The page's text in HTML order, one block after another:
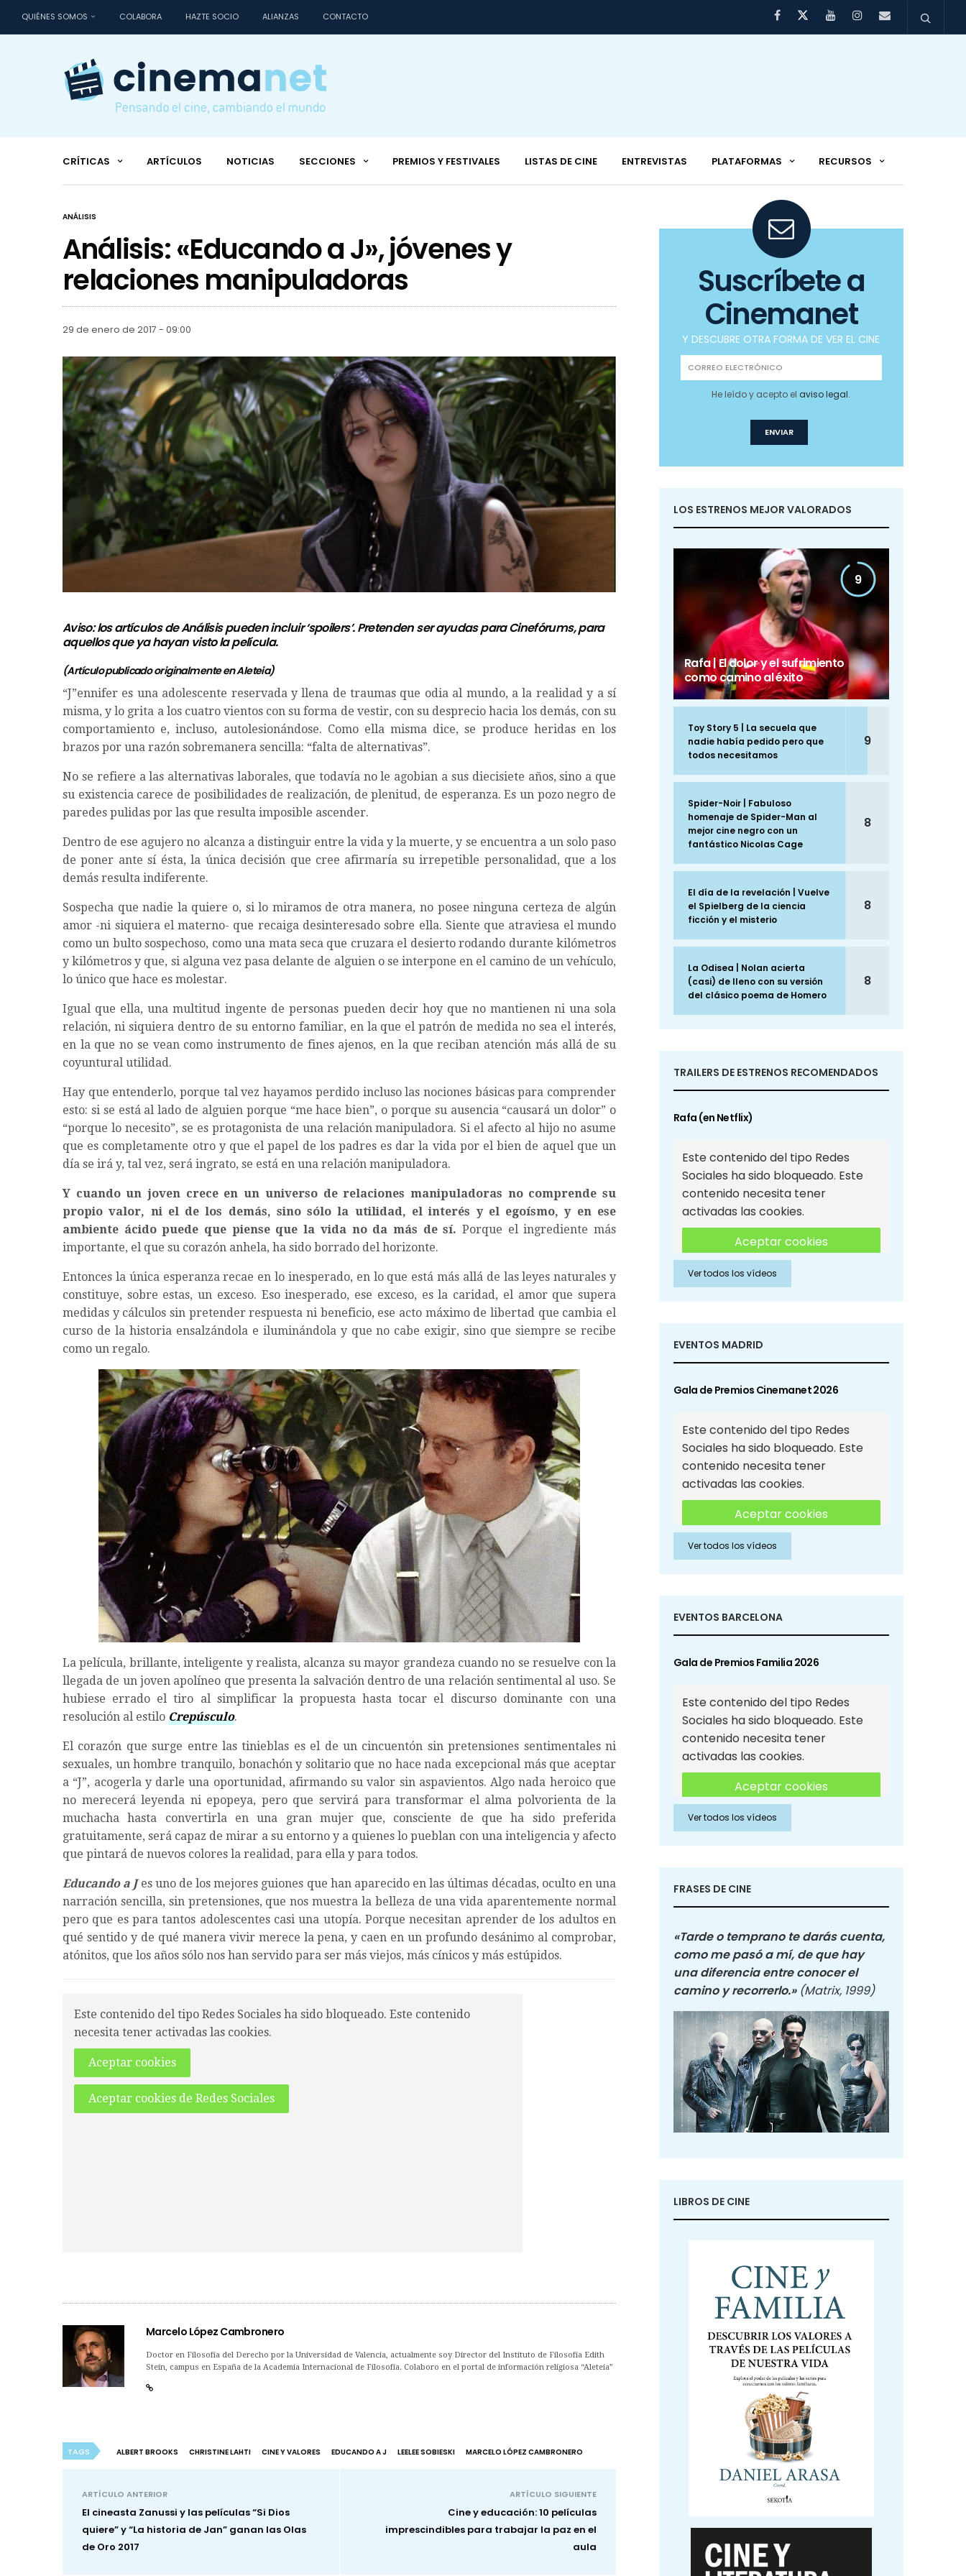
QUIÉNES SOMOS COLABORA HAZTE SOCIO ALIANZAS CONTACTO
CRÍTICAS ARTÍCULOS NOTICIAS SECCIONES PREMIOS Y FESTIVALES LISTAS DE CINE ENTREVISTAS PLATAFORMAS RECURSOS
ANÁLISIS
Análisis: «Educando a J», jóvenes y
relaciones manipuladoras
29 de enero de 2017 - 09:00
Aviso: los artículos de Análisis pueden incluir ‘spoilers’. Pretenden ser ayudas para Cinefórums, para
aquellos que ya hayan visto la película.
(Artículo publicado originalmente enAleteia)
“J”ennifer es una adolescente reservada y llena de traumas que odia al mundo, a la realidad y a sí
misma, y lo grita a los cuatro vientos con su forma de vestir, con su desprecio hacia los demás, con su
comportamiento e, incluso, autolesionándose. Como ella misma dice, se produce heridas en los
brazos por una razón sobremanera sencilla: “falta de alternativas”.
No se refiere a las alternativas laborales, que todavía no le agobian a sus diecisiete años, sino a que
su existencia carece de posibilidades de realización, de plenitud, de esperanza. Es un pozo negro de
paredes pulidas por las que resulta imposible ascender.
Dentro de ese agujero no alcanza a distinguir entre la vida y la muerte, y se encuentra a un solo paso
de poner ante sí ésta, la única decisión que cree afirmaría su irrepetible personalidad, que a los
demás resulta indiferente.
Sospecha que nadie la quiere o, si lo miramos de otra manera, no posee ninguna certeza de algún
amor -ni siquiera el materno- que recaiga desinteresado sobre ella. Siente que atraviesa el mundo
como un bulto sospechoso, como una mata seca que cruzara el desierto rodando durante kilómetros
y kilómetros y que, si alguna vez pasa delante de alguien o se interpone en el camino de un vehículo,
lo único que hace es molestar.
Igual que ella, una multitud ingente de personas pueden decir hoy que no mantienen ni una sola
relación, ni siquiera dentro de su entorno familiar, en la que el patrón de medida no sea el interés,
en la que no se vean como instrumento de fines ajenos, en la que reciban atención más allá de su
coyuntural utilidad.
Hay que entenderlo, porque tal vez hayamos perdido incluso las nociones básicas para comprender
esto: si se está al lado de alguien porque “me hace bien”, o porque su ausencia “causará un dolor” o
“porque lo necesito”, se es protagonista de una relación manipuladora. Si el afecto al hijo no asume
que es completamente otro y que el papel de los padres es dar la vida por el bien de aquel que un
día se irá y, tal vez, será ingrato, se está en una relación manipuladora.
Y cuando un joven crece en un universo de relaciones manipuladoras no comprende su
propio valor, ni el de los demás, sino sólo la utilidad, el interés y el egoísmo, y en ese
ambiente ácido puede que piense que la vida no da más de sí. Porque el ingrediente más
importante, el que su corazón anhela, ha sido borrado del horizonte.
Entonces la única esperanza recae en lo inesperado, en lo que está más allá de las leyes naturales y
constituye, sobre estas, un exceso. Eso inesperado, ese exceso, es la caridad, el amor que supera
medidas y cálculos sin pretender respuesta ni beneficio, ese acto máximo de libertad que cambia el
curso de la historia ensalzándola e iluminándola y que no cabe exigir, sino que siempre se recibe
como un regalo.
La película, brillante, inteligente y realista, alcanza su mayor grandeza cuando no se resuelve con la
llegada de un joven apolíneo que presenta la salvación dentro de una relación sentimental al uso. Se
hubiese errado el tiro al simplificar la propuesta hasta tocar el discurso dominante con una
resolución al estilo Crepúsculo.
El corazón que surge entre las tinieblas es el de un cincuentón sin pretensiones sentimentales ni
sexuales, un hombre tranquilo, bonachón y solitario que no hace nada excepcional más que aceptar
a “J”, acogerla y darle una oportunidad, afirmando su valor sin aspavientos. Algo nada heroico que
no merecerá leyenda ni epopeya, pero que servirá para transformar el alma polvorienta de la
muchacha hasta convertirla en una gran mujer que, consciente de que ha sido preferida
gratuitamente, será capaz de mirar a su entorno y a quienes lo pueblan con una inteligencia y afecto
que pintará de nuevos colores la realidad, para ella y para todos.
Educando a J es uno de los mejores guiones que han aparecido en las últimas décadas, oculto en una
narración sencilla, sin pretensiones, que nos muestra la belleza de una vida aparentemente normal
pero que es para tantos adolescentes casi una utopía. Porque necesitan aprender de los adultos en
qué sentido y de qué manera vivir merece la pena, y caen en un profundo desánimo al comprobar,
atónitos, que los años sólo nos han servido para ser más viejos, más cínicos y más estúpidos.
Este contenido del tipo Redes Sociales ha sido bloqueado. Este contenido
necesita tener activadas las cookies.
Aceptar cookies
Aceptar cookies de Redes Sociales
Marcelo López Cambronero
Doctor en Filosofía del Derecho por la Universidad de Valencia, actualmente soy Director del Instituto de Filosofía Edith
Stein, campus en España de la Academia Internacional de Filosofía. Colaboro en el portal de información religiosa “Aleteia”
TAGS ALBERT BROOKS CHRISTINE LAHTI CINE Y VALORES EDUCANDO A J LEELEE SOBIESKI MARCELO LÓPEZ CAMBRONERO
ARTÍCULO ANTERIOR
El cineasta Zanussi y las películas “Si Dios
quiere” y “La historia de Jan” ganan las Olas
de Oro 2017
ARTÍCULO SIGUIENTE
Cine y educación: 10 películas
imprescindibles para trabajar la paz en el
aula
Suscríbete a
Cinemanet
Y DESCUBRE OTRA FORMA DE VER EL CINE
He leído y acepto elaviso legal.
LOS ESTRENOS MEJOR VALORADOS
9
Rafa | El dolor y el sufrimiento
como camino al éxito
Toy Story 5 | La secuela que
nadie había pedido pero que
todos necesitamos
9
Spider-Noir | Fabuloso
homenaje de Spider-Man al
mejor cine negro con un
fantástico Nicolas Cage
8
El día de la revelación | Vuelve
el Spielberg de la ciencia
ficción y el misterio
8
La Odisea | Nolan acierta
(casi) de lleno con su versión
del clásico poema de Homero
8
TRAILERS DE ESTRENOS RECOMENDADOS
Rafa (en Netflix)
Este contenido del tipo Redes
Sociales ha sido bloqueado. Este
contenido necesita tener
activadas las cookies.
Aceptar cookies
Aceptar cookies de Redes
Sociales
Ver todos los vídeos
EVENTOS MADRID
Gala de Premios Cinemanet 2026
Este contenido del tipo Redes
Sociales ha sido bloqueado. Este
contenido necesita tener
activadas las cookies.
Aceptar cookies
Aceptar cookies de Redes
Sociales
Ver todos los vídeos
EVENTOS BARCELONA
Gala de Premios Familia 2026
Este contenido del tipo Redes
Sociales ha sido bloqueado. Este
contenido necesita tener
activadas las cookies.
Aceptar cookies
Aceptar cookies de Redes
Sociales
Ver todos los vídeos
FRASES DE CINE
«Tarde o temprano te darás cuenta,
como me pasó a mí, de que hay
una diferencia entre conocer el
camino y recorrerlo.» (Matrix, 1999)
LIBROS DE CINE